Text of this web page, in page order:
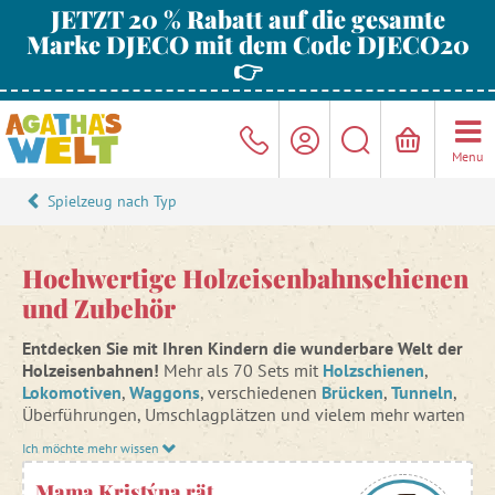
JETZT 20 % Rabatt auf die gesamte
Marke DJECO mit dem Code DJECO20
👉
Menu
Spielzeug nach Typ
Hochwertige Holzeisenbahnschienen
und Zubehör
Entdecken Sie mit Ihren Kindern die wunderbare Welt der
Holzeisenbahnen! Mehr als 70 Sets mit Holzschienen,
Lokomotiven, Waggons, verschiedenen Brücken, Tunneln,
Überführungen, Umschlagplätzen und vielem mehr warten
auf Ihre kleinen Lokführer.
Wenn Sie Ihren Kindern eine
zum Spielen
Ich möchte mehr wissen